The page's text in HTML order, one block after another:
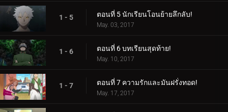
1 - 5 ตอนที่ 5 นักเรียนโอนย้ายลึกลับ!
May. 03, 2017
1 - 6 ตอนที่ 6 บทเรียนสุดท้าย!
May. 10, 2017
1 - 7 ตอนที่ 7 ความรักและมันฝรั่งทอด!
May. 17, 2017